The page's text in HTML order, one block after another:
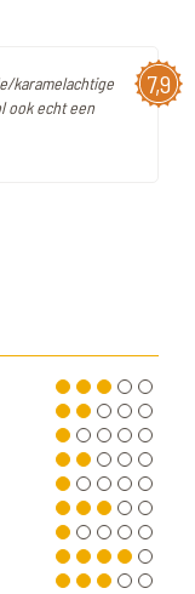
7,9
karamelachtige
ook echt een